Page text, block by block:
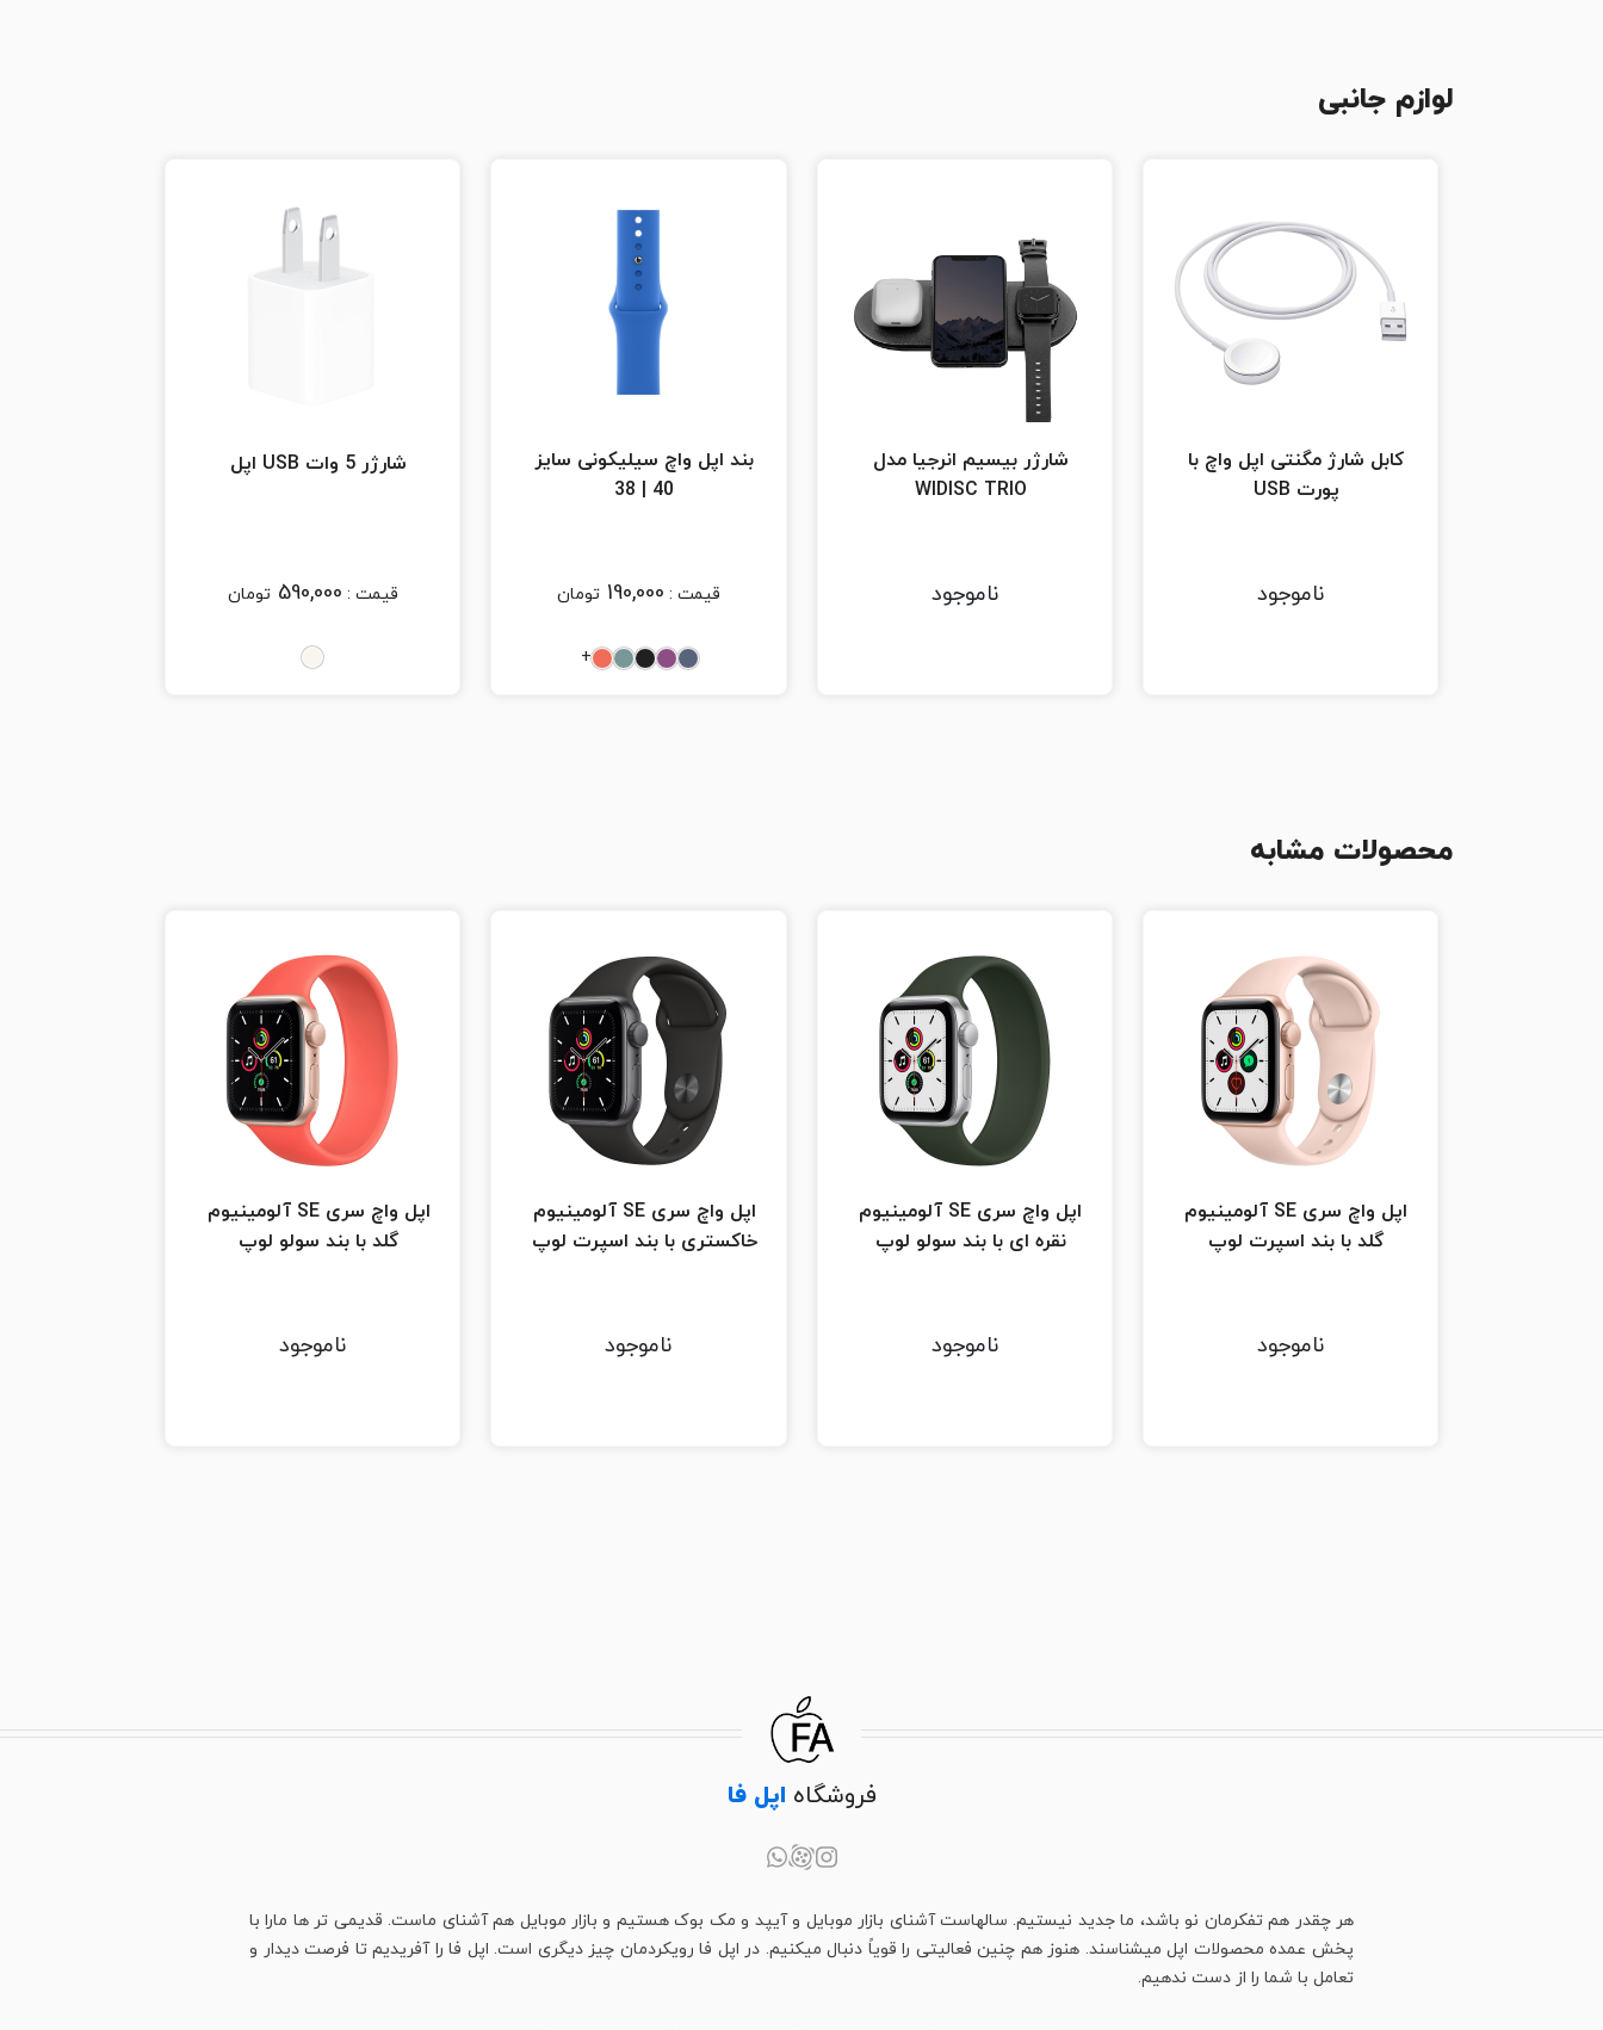
لوازم جانبی
کابل شارژ مگنتی اپل واچ با
پورت USB
ناموجود
شارژر بیسیم انرجیا مدل
WIDISC TRIO
ناموجود
بند اپل واچ سیلیکونی سایز
40 | 38
قیمت : 190,000 تومان
+
شارژر 5 وات USB اپل
قیمت : 590,000 تومان
محصولات مشابه
اپل واچ سری SE آلومینیوم
گلد با بند اسپرت لوپ
ناموجود
اپل واچ سری SE آلومینیوم
نقره ای با بند سولو لوپ
ناموجود
اپل واچ سری SE آلومینیوم
خاکستری با بند اسپرت لوپ
ناموجود
اپل واچ سری SE آلومینیوم
گلد با بند سولو لوپ
ناموجود
فروشگاه اپل فا
هر چقدر هم تفکرمان نو باشد، ما جدید نیستیم. سالهاست آشنای بازار موبایل و آیپد و مک بوک هستیم و بازار موبایل هم آشنای ماست. قدیمی تر ها مارا با
پخش عمده محصولات اپل میشناسند. هنوز هم چنین فعالیتی را قویاً دنبال میکنیم. در اپل فا رویکردمان چیز دیگری است. اپل فا را آفریدیم تا فرصت دیدار و
تعامل با شما را از دست ندهیم.